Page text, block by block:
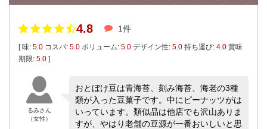
4.8 1件
[ 味: 5.0 コスパ: 5.0 ボリューム: 5.0 デザイン性: 5.0 持ち運び: 4.0 賞味
期限: 5.0 ]
るみさん
（女性）
おとぼけ豆は青海苔、刻み海苔、海老の3種
類が入った豆菓子です。中にピーナッツがは
いっています。類似品は他店でも沢山ありま
すが、やはり老舗の豆源が一番おいしいと思